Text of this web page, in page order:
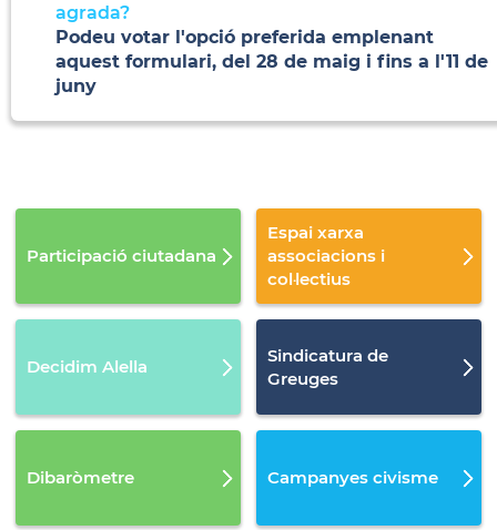
agrada?
Podeu votar l'opció preferida emplenant
aquest formulari, del 28 de maig i fins a l'11 de
juny
Participació ciutadana
Espai xarxa
associacions i
col·lectius
Decidim Alella
Sindicatura de
Greuges
Dibaròmetre Campanyes civisme